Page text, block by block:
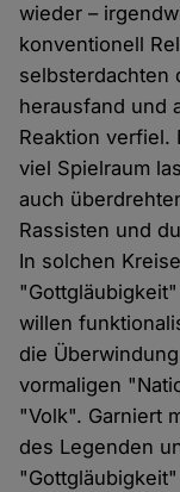
wieder –
konventionell
selbsterdachten
herausfand und
Reaktion verfiel.
viel Spielraum
auch
Rassisten und
In solchen
willen
die
vormaligen
"Volk". Garniert
des Legenden